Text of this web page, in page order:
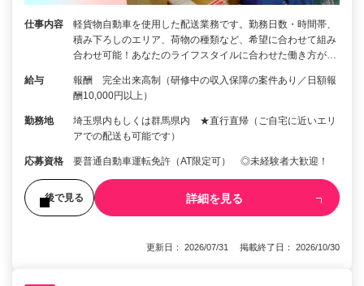
仕事内容
軽貨物自動車を使用した配送業務です。勤務日数・時間帯、
積み下ろしのエリア、荷物の種類など、希望に合わせて組み
合わせ可能！あなたのライフスタイルに合わせた働き方が…
給与
報酬 完全出来高制（研修中の収入保障の案件あり／日額報
酬10,000円以上）
勤務地
埼玉県内もしくは群馬県内 ★直行直帰（ご自宅に近いエリ
アでの配送も可能です）
応募資格 要普通自動車運転免許（AT限定可） ◎未経験者大歓迎！
後で見る 詳細を見る
更新日： 2026/07/31 掲載終了日： 2026/10/30